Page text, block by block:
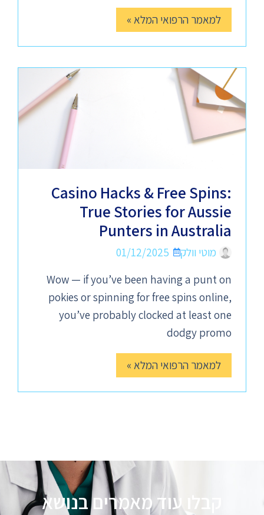
למאמר הרפואי המלא »
Casino Hacks & Free Spins:
True Stories for Aussie
Punters in Australia
מוטי וולק
01/12/2025
Wow — if you’ve been having a punt on
pokies or spinning for free spins online,
you’ve probably clocked at least one
dodgy promo
למאמר הרפואי המלא »
קבלו עוד מאמרים בנושא